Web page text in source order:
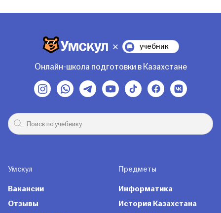
учебник
Онлайн-школа подготовки в Казахстане
Умскул
Вакансии
Отзывы
Предметы
Информатика
История Казахстана